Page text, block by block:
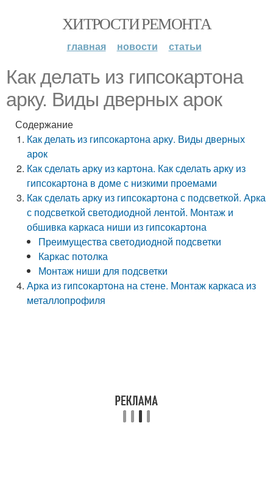
ХИТРОСТИ РЕМОНТА
главная новости статьи
Как делать из гипсокартона
арку. Виды дверных арок
Содержание
Как делать из гипсокартона арку. Виды дверных
арок
Как сделать арку из картона. Как сделать арку из
гипсокартона в доме с низкими проемами
Как сделать арку из гипсокартона с подсветкой. Арка
с подсветкой светодиодной лентой. Монтаж и
обшивка каркаса ниши из гипсокартона
Преимущества светодиодной подсветки
Каркас потолка
Монтаж ниши для подсветки
Арка из гипсокартона на стене. Монтаж каркаса из
металлопрофиля